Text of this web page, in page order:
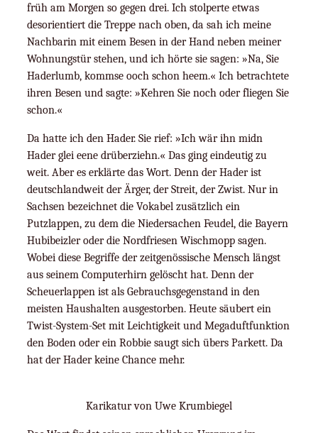
früh am Morgen so gegen drei. Ich stolperte etwas
desorientiert die Treppe nach oben, da sah ich meine
Nachbarin mit einem Besen in der Hand neben meiner
Wohnungstür stehen, und ich hörte sie sagen: »Na, Sie
Haderlumb, kommse ooch schon heem.« Ich betrachtete
ihren Besen und sagte: »Kehren Sie noch oder fliegen Sie
schon.«
Da hatte ich den Hader. Sie rief: »Ich wär ihn midn
Hader glei eene drüberziehn.« Das ging eindeutig zu
weit. Aber es erklärte das Wort. Denn der Hader ist
deutschlandweit der Ärger, der Streit, der Zwist. Nur in
Sachsen bezeichnet die Vokabel zusätzlich ein
Putzlappen, zu dem die Niedersachen Feudel, die Bayern
Hubibeizler oder die Nordfriesen Wischmopp sagen.
Wobei diese Begriffe der zeitgenössische Mensch längst
aus seinem Computerhirn gelöscht hat. Denn der
Scheuerlappen ist als Gebrauchsgegenstand in den
meisten Haushalten ausgestorben. Heute säubert ein
Twist-System-Set mit Leichtigkeit und Megaduftfunktion
den Boden oder ein Robbie saugt sich übers Parkett. Da
hat der Hader keine Chance mehr.
Karikatur von Uwe Krumbiegel